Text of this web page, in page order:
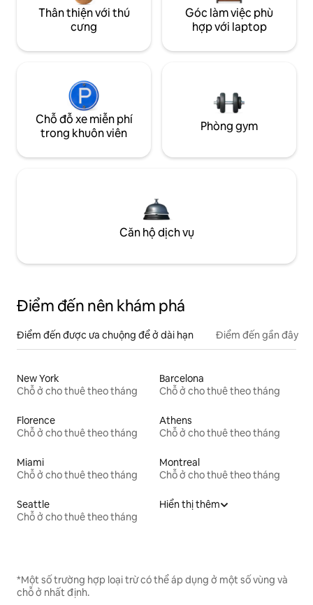
Thân thiện với thú
cưng
Góc làm việc phù
hợp với laptop
Chỗ đỗ xe miễn phí
trong khuôn viên
Phòng gym
Căn hộ dịch vụ
Điểm đến nên khám phá
Điểm đến được ưa chuộng để ở dài hạn Điểm đến gần đây
New York
Chỗ ở cho thuê theo tháng
Barcelona
Chỗ ở cho thuê theo tháng
Florence
Chỗ ở cho thuê theo tháng
Athens
Chỗ ở cho thuê theo tháng
Miami
Chỗ ở cho thuê theo tháng
Montreal
Chỗ ở cho thuê theo tháng
Seattle
Chỗ ở cho thuê theo tháng
Hiển thị thêm
*Một số trường hợp loại trừ có thể áp dụng ở một số vùng và
chỗ ở nhất định.